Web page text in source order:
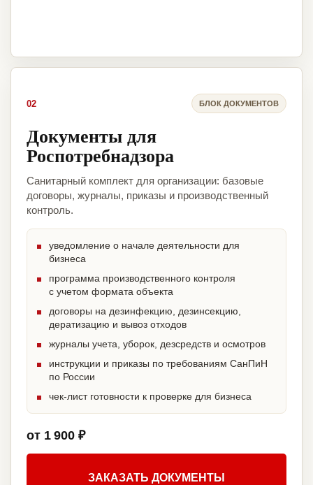
02 БЛОК ДОКУМЕНТОВ
Документы для
Роспотребнадзора
Санитарный комплект для организации: базовые
договоры, журналы, приказы и производственный
контроль.
уведомление о начале деятельности для
бизнеса
программа производственного контроля
с учетом формата объекта
договоры на дезинфекцию, дезинсекцию,
дератизацию и вывоз отходов
журналы учета, уборок, дезсредств и осмотров
инструкции и приказы по требованиям СанПиН
по России
чек-лист готовности к проверке для бизнеса
от 1 900 ₽
ЗАКАЗАТЬ ДОКУМЕНТЫ